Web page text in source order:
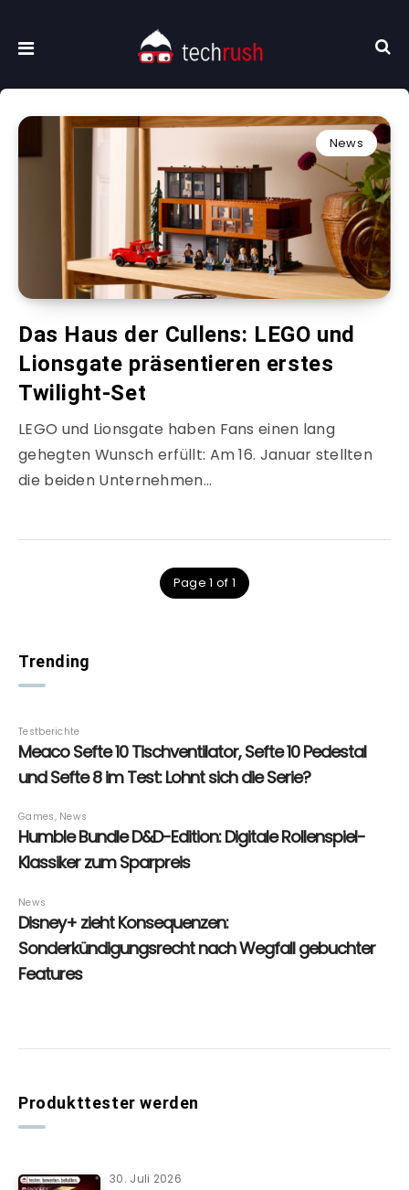
News
Das Haus der Cullens: LEGO und
Lionsgate präsentieren erstes
Twilight-Set
LEGO und Lionsgate haben Fans einen lang
gehegten Wunsch erfüllt: Am 16. Januar stellten
die beiden Unternehmen…
Page 1 of 1
Trending
Produkttester werden
30. Juli 2026